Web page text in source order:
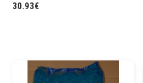
30.93€